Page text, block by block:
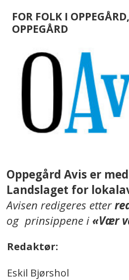
FOR FOLK I
OPPEGÅRD
Oppegård Avis er
Landslaget for
Avisen redigeres etter
og prinsippene i«Vær
Redaktør:
Eskil Bjørshol